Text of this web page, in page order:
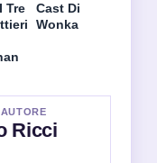
Tre
Cast Di
Wonka
Ricci